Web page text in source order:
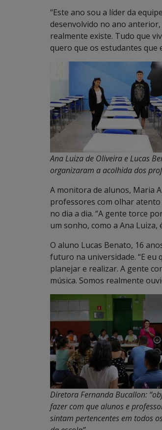
“Este ano sou a líder da
desenvolvido no ano
realmente existe. Tudo que
quero que os estudantes que
Ana Luiza de Oliveira e Lucas
organizaram a acolhida dos
A monitora de alunos, Maria
professores com olhar atento
no dia a dia. “A gente torce
um sonho, como a Ana
O aluno Lucas Benato, 16
futuro na universidade. “E eu
planejar e realizar. A gente
música. Somos realmente
Diretora Fernanda Bucallon:
fazer com que alunos e
sintam pertencentes em todos